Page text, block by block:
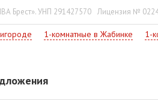
Брест». УНП 291427570 Лицензия №
1-комнатные в Жабинке 1-